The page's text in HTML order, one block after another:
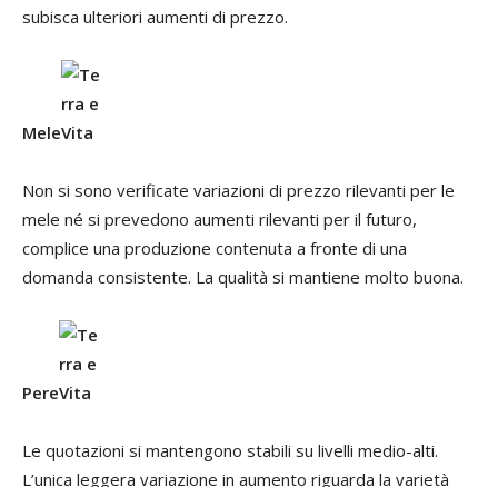
subisca ulteriori aumenti di prezzo.
Mele
Non si sono verificate variazioni di prezzo rilevanti per le
mele né si prevedono aumenti rilevanti per il futuro,
complice una produzione contenuta a fronte di una
domanda consistente. La qualità si mantiene molto buona.
Pere
Le quotazioni si mantengono stabili su livelli medio-alti.
L’unica leggera variazione in aumento riguarda la varietà